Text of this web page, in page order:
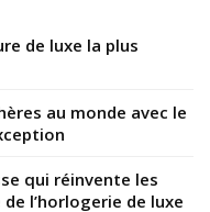
de luxe la plus
au monde avec le
qui réinvente les
l’horlogerie de luxe